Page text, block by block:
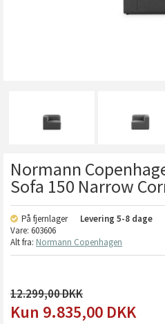
Normann
Sofa 150 Narrow
På fjernlager Levering 5-8 dage
Vare: 603606
Alt fra: Normann Copenhagen
12.299,00
9.835,00 DKK